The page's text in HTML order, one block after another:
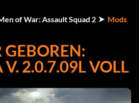
of War: Assault Squad 2 Mods
GEBOREN:
2.0.7.09L VOLL